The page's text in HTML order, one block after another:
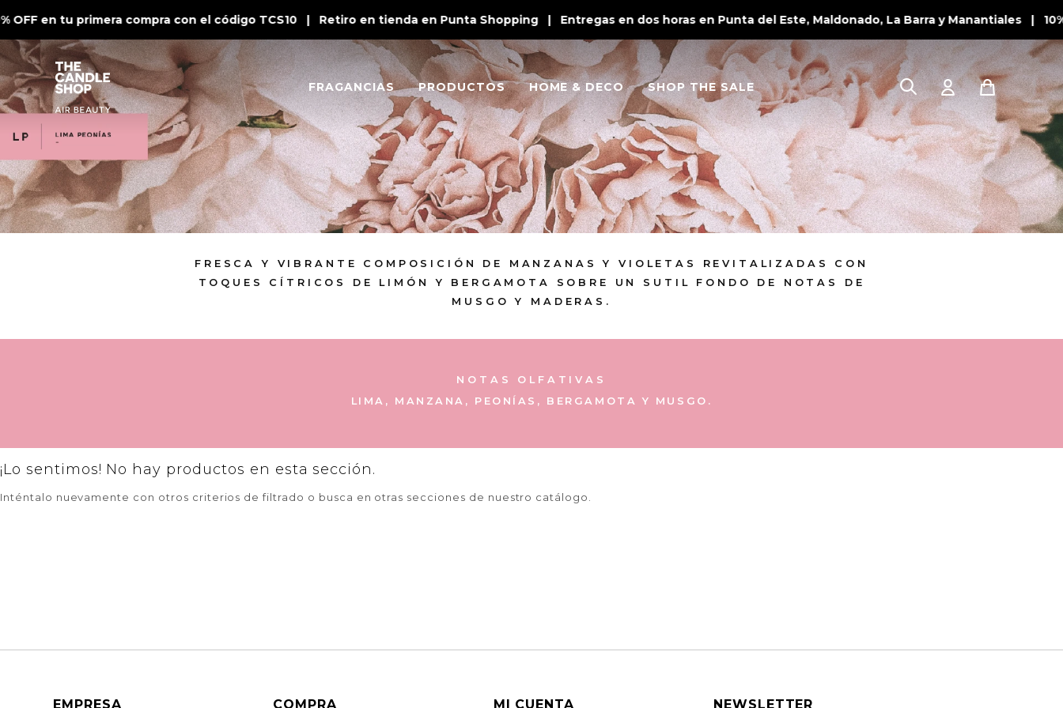
en tu primera compra con el código TCS10 | Retiro en tienda en Punta Shopping | Entregas en dos horas en Punta del Este, Maldonado, La Barra y Manantiales |
FRAGANCIAS PRODUCTOS HOME & DECO SHOP THE SALE
FRESCA Y VIBRANTE COMPOSICIÓN DE MANZANAS Y VIOLETAS REVITALIZADAS CON
TOQUES CÍTRICOS DE LIMÓN Y BERGAMOTA SOBRE UN SUTIL FONDO DE NOTAS DE
MUSGO Y MADERAS.
NOTAS OLFATIVAS
LIMA, MANZANA, PEONÍAS, BERGAMOTA Y MUSGO.
¡Lo sentimos! No hay productos en esta sección.
Inténtalo nuevamente con otros criterios de filtrado o busca en otras secciones de nuestro catálogo.
EMPRESA COMPRA MI CUENTA NEWSLETTER